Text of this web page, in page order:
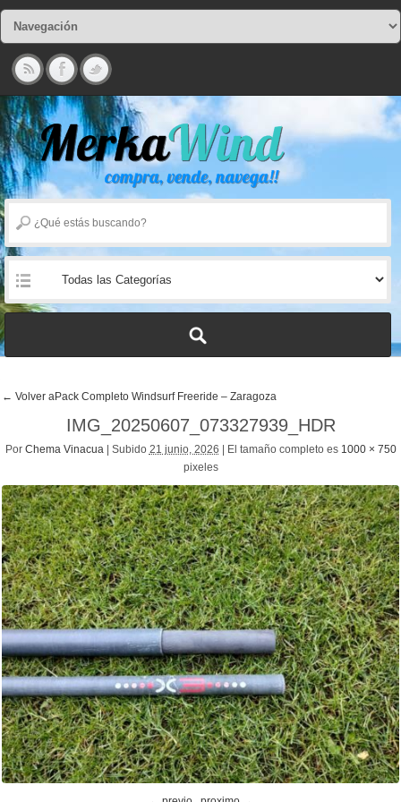
← Volver aPack Completo Windsurf Freeride – Zaragoza
IMG_20250607_073327939_HDR
Por Chema Vinacua Subido 21 junio, 2026 El tamaño completo es 1000 × 750
pixeles